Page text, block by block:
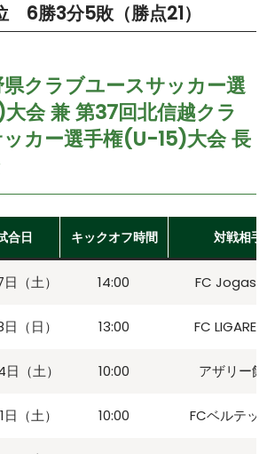
6勝3分5敗（勝点21）
クラブユースサッカー選
会 兼 第37回北信越クラ
カー選手権(U-15)大会 長
合日 キックオフ時間 対戦相手
（土） 14:00 FC
（日） 13:00 FC LIGARE
（土） 10:00 アザリー
（土） 10:00 FCベルテッ